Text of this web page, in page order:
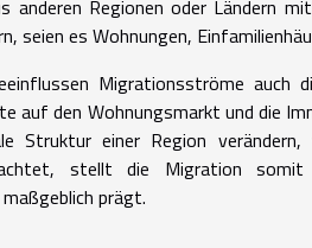
anderen Regionen oder Ländern
seien es Wohnungen,
Migrationsströme auch
auf den Wohnungsmarkt und die
Struktur einer Region
stellt die Migration
prägt.